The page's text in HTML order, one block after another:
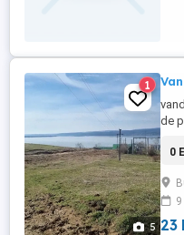
5
1
de
0
23